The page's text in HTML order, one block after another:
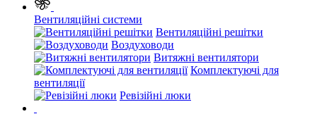
Вентиляційні системи
Вентиляційні решітки
Воздуховоди
Витяжні вентилятори
Комплектуючі для
вентиляції
Ревізійні люки